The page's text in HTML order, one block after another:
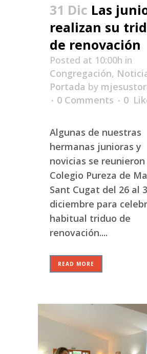
31 Dic Las
realizan su
de renovación
Posted at 10:00h in
Congregación,
Portada by
0 Comments
0
Algunas de nuestras
hermanas junioras y
novicias se reunieron
Colegio Pureza de
Sant Cugat del 26 al
diciembre para
habitual triduo de
renovación....
READ MORE